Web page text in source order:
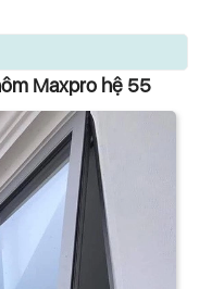
Maxpro hệ 55